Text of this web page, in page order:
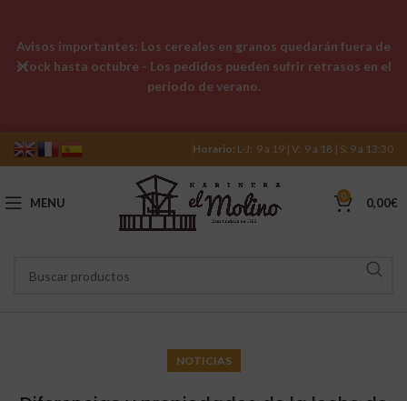
Horario: L-J: 9 a 19 | V: 9 a 18 | S: 9 a 13:30
MENU 0 0,00€
NOTICIAS
Avisos importantes: Los cereales en granos quedarán fuera de
stock hasta octubre - Los pedidos pueden sufrir retrasos en el
período de verano.